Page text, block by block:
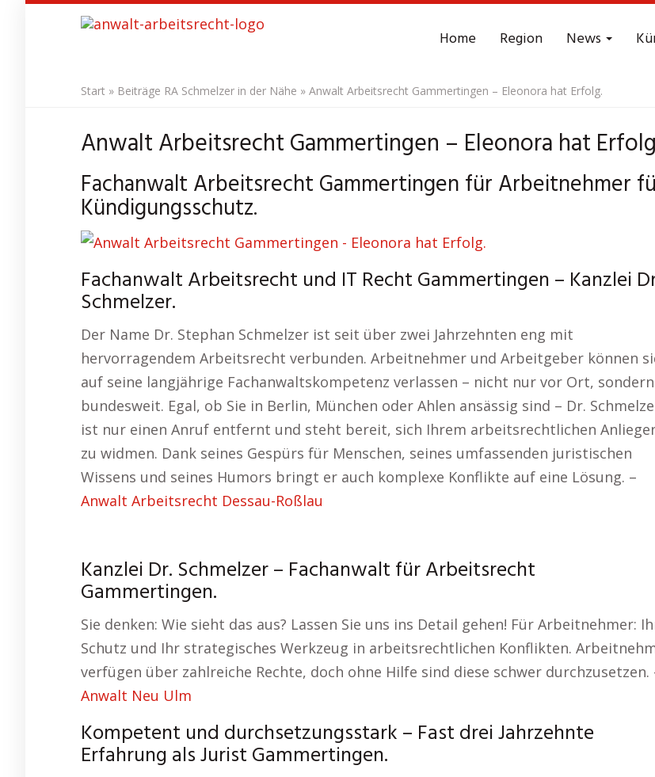
Home Region News
Start » Beiträge RA Schmelzer in der Nähe » Anwalt Arbeitsrecht Gammertingen – Eleonora hat Erfolg.
Anwalt Arbeitsrecht Gammertingen – Eleonora hat
Fachanwalt Arbeitsrecht Gammertingen für Arbeitnehmer
Kündigungsschutz.
Fachanwalt Arbeitsrecht und IT Recht Gammertingen – Kanzlei
Schmelzer.
Der Name Dr. Stephan Schmelzer ist seit über zwei Jahrzehnten eng mit
hervorragendem Arbeitsrecht verbunden. Arbeitnehmer und Arbeitgeber können
auf seine langjährige Fachanwaltskompetenz verlassen – nicht nur vor Ort, sondern
bundesweit. Egal, ob Sie in Berlin, München oder Ahlen ansässig sind – Dr.
ist nur einen Anruf entfernt und steht bereit, sich Ihrem arbeitsrechtlichen
zu widmen. Dank seines Gespürs für Menschen, seines umfassenden juristischen
Wissens und seines Humors bringt er auch komplexe Konflikte auf eine Lösung. –
Anwalt Arbeitsrecht Dessau-Roßlau
Kanzlei Dr. Schmelzer – Fachanwalt für Arbeitsrecht
Gammertingen.
Sie denken: Wie sieht das aus? Lassen Sie uns ins Detail gehen! Für Arbeitnehmer:
Schutz und Ihr strategisches Werkzeug in arbeitsrechtlichen Konflikten.
verfügen über zahlreiche Rechte, doch ohne Hilfe sind diese schwer durchzusetzen.
Anwalt Neu Ulm
Kompetent und durchsetzungsstark – Fast drei Jahrzehnte
Erfahrung als Jurist Gammertingen.